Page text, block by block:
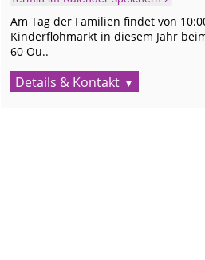
Am Tag der Familien findet von
Kinderflohmarkt in diesem Jahr
60 Ou..
Details & Kontakt